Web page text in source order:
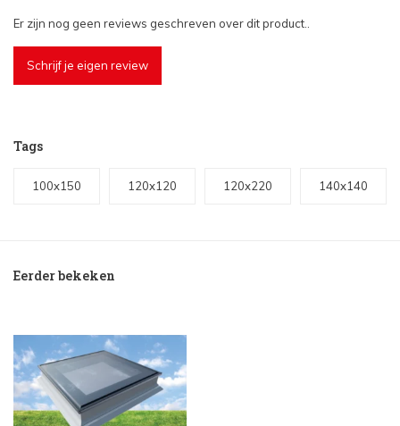
Er zijn nog geen reviews geschreven over dit product..
Schrijf je eigen review
Tags
100x150 120x120 120x220 140x140
Eerder bekeken